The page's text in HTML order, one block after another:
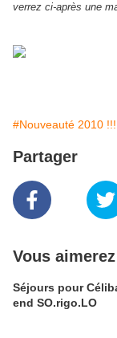
verrez ci-après une
#Nouveauté 2010 !!!
Partager
Vous
Séjours pour
end SO.rigo.LO